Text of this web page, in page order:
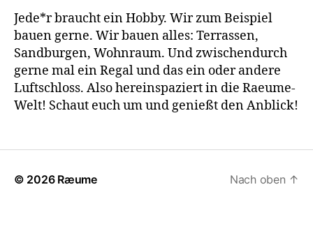
Jede*r braucht ein Hobby. Wir zum Beispiel
bauen gerne. Wir bauen alles: Terrassen,
Sandburgen, Wohnraum. Und zwischendurch
gerne mal ein Regal und das ein oder andere
Luftschloss. Also hereinspaziert in die Raeume-
Welt! Schaut euch um und genießt den Anblick!
© 2026 Ræume Nach oben ↑